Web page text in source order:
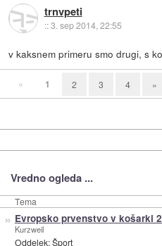
trnvpeti
::3. sep 2014, 22:55
v kaksnem primeru smo drugi, s
« 1 2 3 4 »
Vredno ogleda ...
Tema
» Evropsko prvenstvo v košarki
Kurzweil
Oddelek:Šport